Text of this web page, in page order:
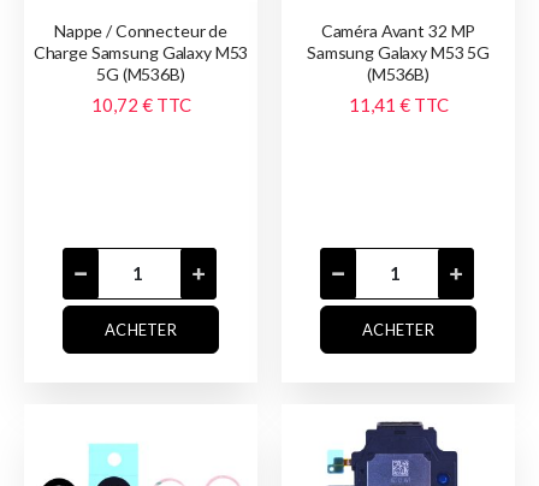
Nappe / Connecteur de
Charge Samsung Galaxy M53
5G (M536B)
10,72 € TTC
ACHETER
Caméra Avant 32 MP
Samsung Galaxy M53 5G
(M536B)
11,41 € TTC
ACHETER